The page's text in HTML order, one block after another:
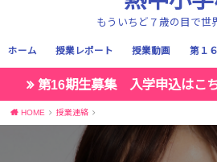
もういちど７歳の目で世
ホーム 授業レポート 授業動画 第１
第16期生募集 入学申込はこち
HOME 授業連絡